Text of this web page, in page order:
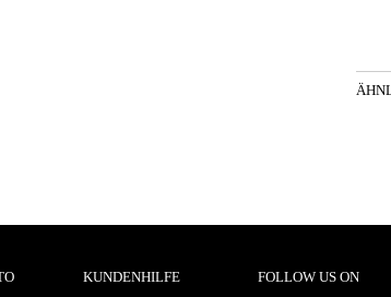
KUNDENHILFE FOLLOW US ON